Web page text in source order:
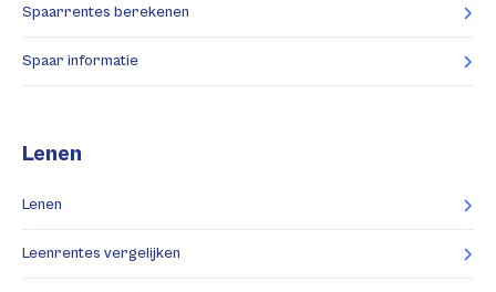
Spaarrentes berekenen
Spaar informatie
Lenen
Lenen
Leenrentes vergelijken